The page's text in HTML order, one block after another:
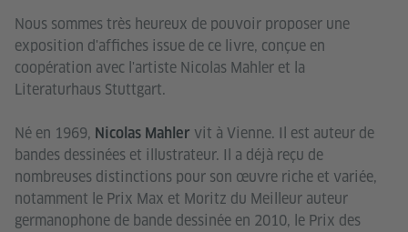
Nous sommes très heureux de pouvoir proposer une
exposition d'affiches issue de ce livre, conçue en
coopération avec l'artiste Nicolas Mahler et la
Literaturhaus Stuttgart.
Né en 1969, Nicolas Mahler vit à Vienne. Il est auteur de
bandes dessinées et illustrateur. Il a déjà reçu de
nombreuses distinctions pour son œuvre riche et variée,
notamment le Prix Max et Moritz du Meilleur auteur
germanophone de bande dessinée en 2010, le Prix des